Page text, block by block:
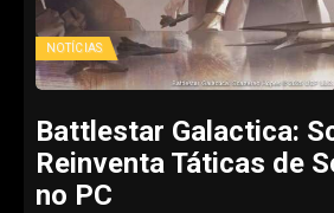
NOTÍCIAS
Battlestar Galactica:
Reinventa Táticas de
no PC